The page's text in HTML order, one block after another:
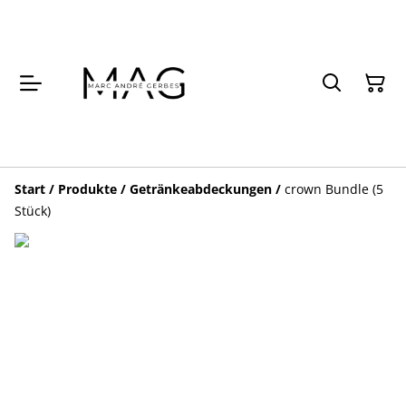
Start / Produkte / Getränkeabdeckungen / crown Bundle (5
Stück)